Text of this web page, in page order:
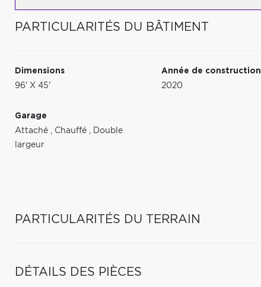
PARTICULARITÉS DU BÂTIMENT
Dimensions
96' X 45'
Année de construction
2020
Garage
Attaché , Chauffé , Double
largeur
PARTICULARITÉS DU TERRAIN
DÉTAILS DES PIÈCES